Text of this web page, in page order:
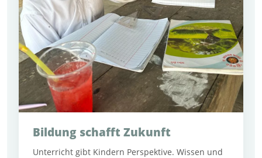
Bildung schafft Zukunft
Unterricht gibt Kindern Perspektive. Wissen und